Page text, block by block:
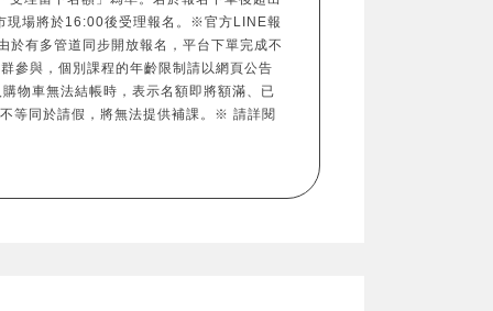
現場將於16:00後受理報名。※官方LINE報
有多管道同步開放報名，平台下單完成不
參與，個別課程的年齡限制請以網頁公告
物車無法結帳時，表示名額即將額滿、已
等同於請假，將無法提供補課。※ 請詳閱